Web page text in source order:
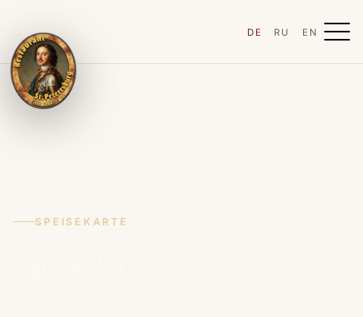
DE RU EN
SPEISEKARTE